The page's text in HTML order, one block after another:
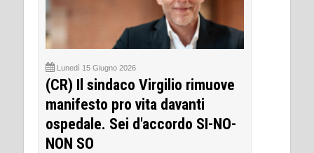
Lunedì 15 Giugno 2026
(CR) Il sindaco Virgilio rimuove
manifesto pro vita davanti
ospedale. Sei d'accordo SI-NO-
NON SO